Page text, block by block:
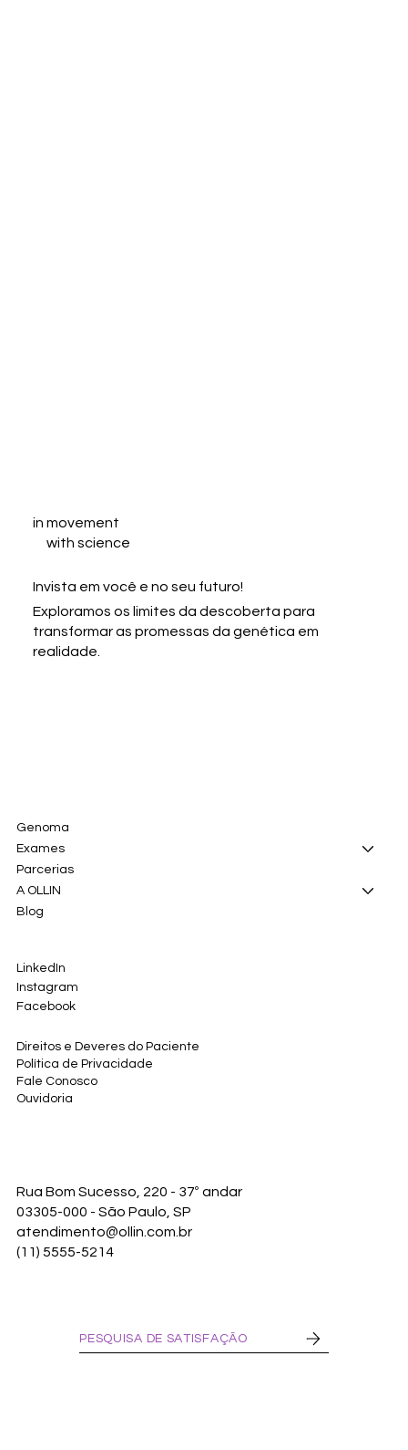
in movement
with science
Invista em você e no seu futuro!
Exploramos os limites da descoberta para
transformar as promessas da genética em
realidade.
Genoma
Exames
Parcerias
A OLLIN
Blog
LinkedIn
Instagram
Facebook
Direitos e Deveres do Paciente
Política de Privacidade
Fale Conosco
Ouvidoria
Rua Bom Sucesso, 220 - 37º andar
03305-000 - São Paulo, SP
atendimento@ollin.com.br
(11) 5555-5214
PESQUISA DE SATISFAÇÃO